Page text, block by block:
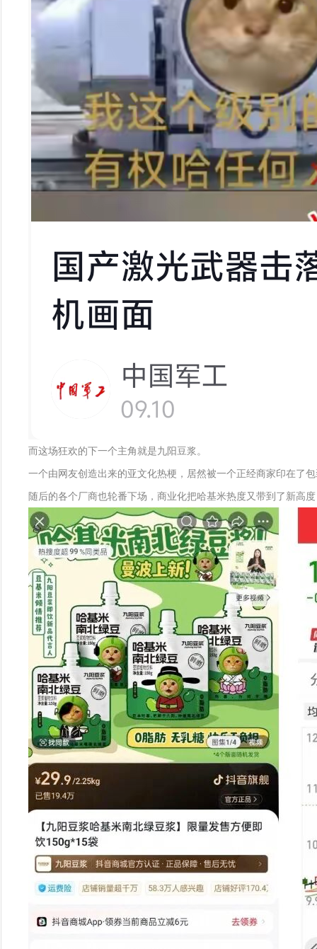
而这场狂欢的下一个主角就是九阳豆浆。
一个由网友创造出来的亚文化热梗，居然被一个正经商家印在了
随后的各个厂商也轮番下场，商业化把哈基米热度又带到了新高